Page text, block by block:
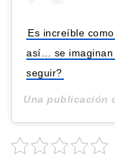
Es increíble
así… se imaginan
seguir?
Una publicación